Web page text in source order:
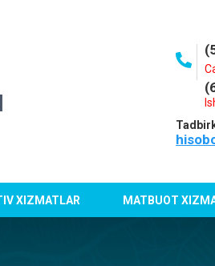
XIZMATLAR MATBUOT